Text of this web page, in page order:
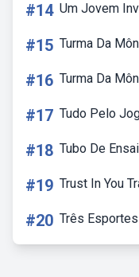
#14 Um Jovem
#15 Turma Da
#16 Turma Da
#17 Tudo Pelo
#18 Tubo De
#19 Trust In You
#20 Três